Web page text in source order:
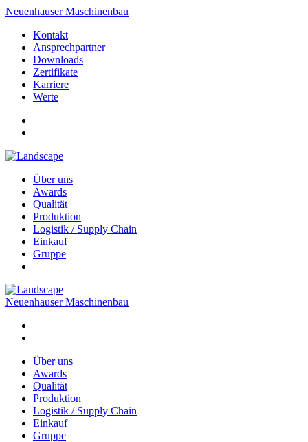
Neuenhauser Maschinenbau
Kontakt
Ansprechpartner
Downloads
Zertifikate
Karriere
Werte
Über uns
Awards
Qualität
Produktion
Logistik / Supply Chain
Einkauf
Gruppe
Neuenhauser Maschinenbau
Über uns
Awards
Qualität
Produktion
Logistik / Supply Chain
Einkauf
Gruppe